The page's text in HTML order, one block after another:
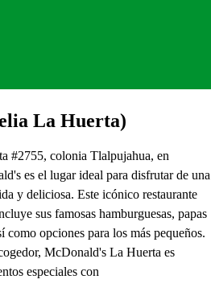
La Huerta)
#2755, colonia Tlalpujahua, en
es el lugar ideal para disfrutar de una
y deliciosa. Este icónico restaurante
sus famosas hamburguesas, papas
como opciones para los más pequeños.
McDonald's La Huerta es
especiales con